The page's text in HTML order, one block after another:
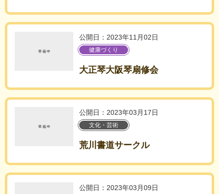
公開日：2023年11月02日
健康づくり
大正琴大阪琴扇修会
公開日：2023年03月17日
文化・芸術
荒川書道サークル
公開日：2023年03月09日